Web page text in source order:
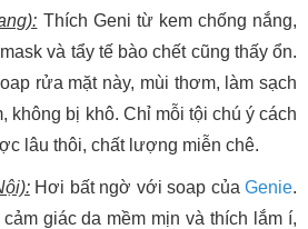
Thích Geni từ kem chống nắng,
và tẩy tế bào chết cũng thấy ổn.
rửa mặt này, mùi thơm, làm sạch
không bị khô. Chỉ mỗi tội chú ý cách
lâu thôi, chất lượng miễn chê.
Hơi bất ngờ với soap củaGenie.
giác da mềm mịn và thích lắm í,